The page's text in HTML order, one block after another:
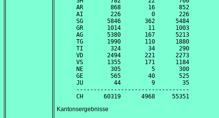
AR        868        16       852
AI        226         0       226
SG       5846       362      5484
GR       1014        11      1003
AG       5380       167      5213
TG       1990       110      1880
TI        324        34       290
VD       2494       221      2273
VS       1355       171      1184
NE        305         5       300
GE        565        40       525
JU         44         9        35
---------------------------------
Kantonsergebnisse